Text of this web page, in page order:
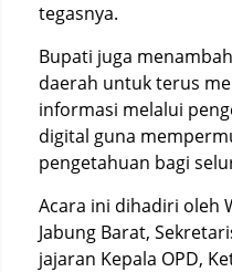
tegasnya.
Bupati juga
daerah untuk terus
informasi melalui
digital guna
pengetahuan bagi
Acara ini dihadiri oleh
Jabung Barat,
jajaran Kepala OPD,